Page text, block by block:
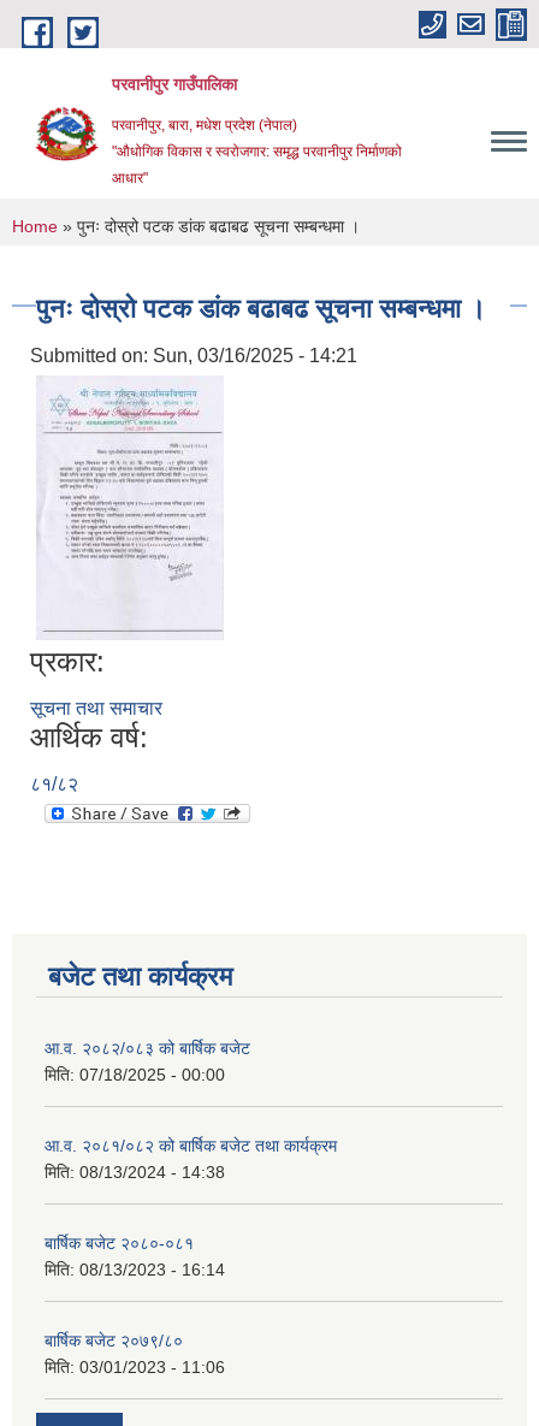
Skip to main content
परवानीपुर गाउँपालिका
परवानीपुर, बारा, मधेश प्रदेश (नेपाल)
"औधोगिक विकास र स्वरोजगार: समृद्ध परवानीपुर निर्माणको
आधार"
You are here
Home » पुनः दोस्रो पटक डांक बढाबढ सूचना सम्बन्धमा ।
पुनः दोस्रो पटक डांक बढाबढ सूचना सम्बन्धमा ।
Submitted on: Sun, 03/16/2025 - 14:21
प्रकार:
सूचना तथा समाचार
आर्थिक वर्ष:
८१/८२
बजेट तथा कार्यक्रम
आ.व. २०८२/०८३ को बार्षिक बजेट
मिति: 07/18/2025 - 00:00
आ.व. २०८१/०८२ को बार्षिक बजेट तथा कार्यक्रम
मिति: 08/13/2024 - 14:38
बार्षिक बजेट २०८०-०८१
मिति: 08/13/2023 - 16:14
बार्षिक बजेट २०७९/८०
मिति: 03/01/2023 - 11:06